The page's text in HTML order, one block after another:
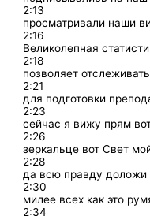
2:13
просматривали наши
2:16
Великолепная
2:18
позволяет
2:21
для подготовки
2:23
сейчас я вижу прям
2:26
зеркальце вот Свет
2:28
да всю правду доложи
2:30
милее всех как это
2:34